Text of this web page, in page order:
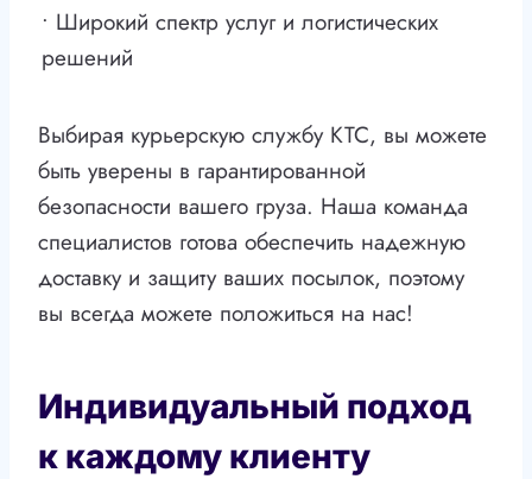
• Широкий спектр услуг и логистических
решений
Выбирая курьерскую службу КТС, вы можете
быть уверены в гарантированной
безопасности вашего груза. Наша команда
специалистов готова обеспечить надежную
доставку и защиту ваших посылок, поэтому
вы всегда можете положиться на нас!
Индивидуальный подход
к каждому клиенту